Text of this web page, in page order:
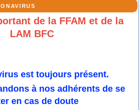
de la FFAM et de la
LAM BFC
est toujours présent.
à nos adhérents de se
en cas de doute